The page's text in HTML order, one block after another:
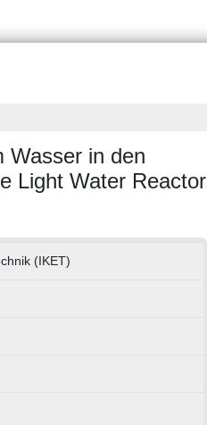
Wasser in den
Light Water Reactor
(IKET)